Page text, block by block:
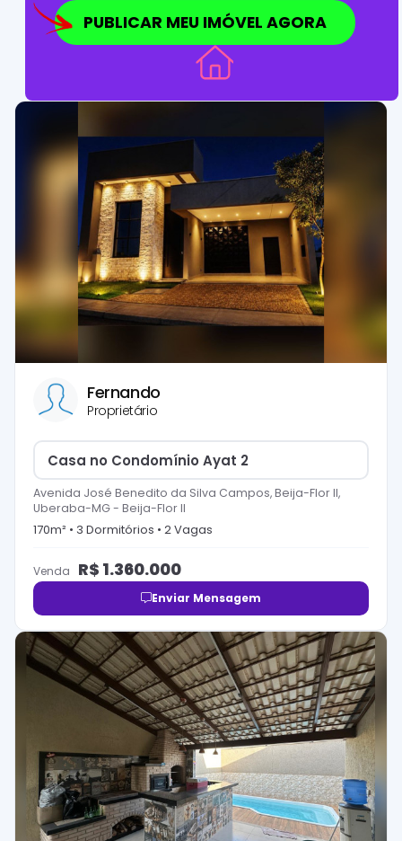
PUBLICAR MEU IMÓVEL AGORA
Fernando
Proprietário
Casa no Condomínio Ayat 2
Avenida José Benedito da Silva Campos, Beija-Flor II,
Uberaba-MG- Beija-Flor II
170m² • 3 Dormitórios • 2Vagas
Venda R$ 1.360.000
Enviar Mensagem